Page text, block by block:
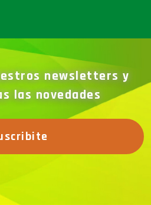
newsletters y
las novedades